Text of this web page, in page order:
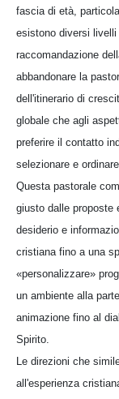
fascia di età,
esistono diversi
raccomandazione
abbandonare la
dell'itinerario di
globale che agli
preferire il contatto
selezionare e
Questa pastorale
giusto dalle proposte
desiderio e
cristiana fino a una
«personalizzare»
un ambiente alla
animazione fino al
Spirito.
Le direzioni che
all'esperienza